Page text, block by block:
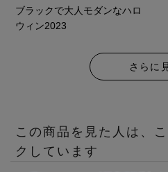
ブラックで大人モダンなハロ
ウィン2023
さらに
この商品を見た人は、
クしています